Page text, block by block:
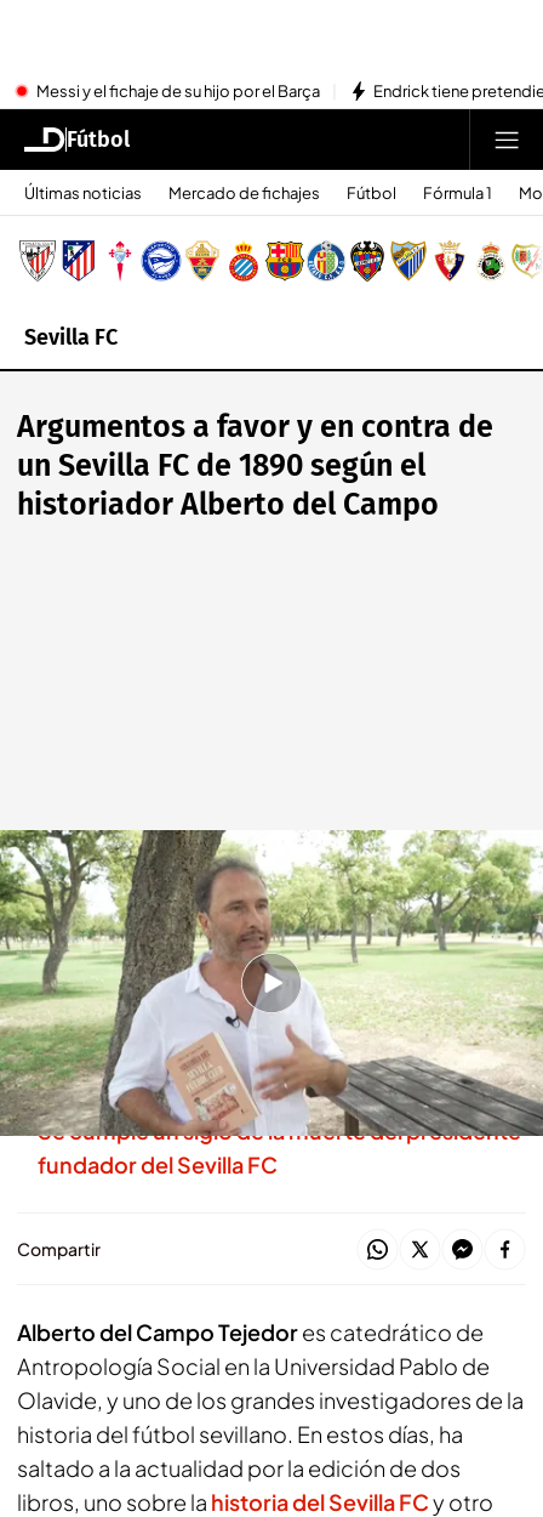
Messi y el fichaje de su hijo por el Barça Endrick tiene
Fútbol
Últimas noticias Mercado de fichajes Fútbol Fórmula 1
Sevilla FC
Argumentos a favor y en contra de
un Sevilla FC de 1890 según el
historiador Alberto del Campo
Alberto Del Campo Tejedor, con su libro sobre la historia del Sevilla FC.
ElDesmarque
Tito González | Basilio García
Sevilla, 01 JUL 2026 - 10:11h.
El catedrático de Antropología Social en la
Universidad Pablo de Olavide, presenta un
libro sobre la historia del Sevilla
Se cumple un siglo de la muerte del presidente
fundador del Sevilla FC
Compartir
Alberto del Campo Tejedores catedrático de
Antropología Social en la Universidad Pablo de
Olavide, y uno de los grandes investigadores de la
historia del fútbol sevillano. En estos días, ha
saltado a la actualidad por la edición de dos
libros, uno sobre la historia del Sevilla FCy otro